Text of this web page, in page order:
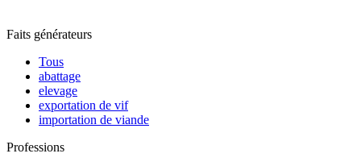
Faits générateurs
Tous
abattage
elevage
exportation de vif
importation de viande
Professions